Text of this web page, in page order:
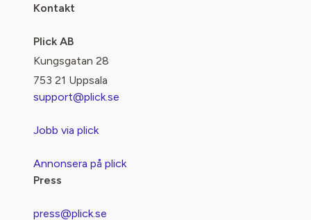
Kontakt
Plick AB
Kungsgatan 28
753 21 Uppsala
support@plick.se
Jobb via plick
Annonsera på plick
Press
press@plick.se